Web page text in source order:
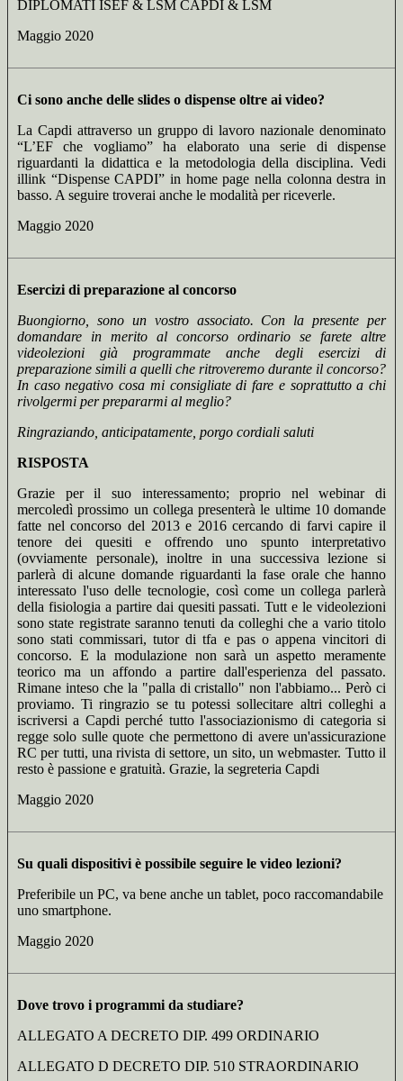
DIPLOMATI ISEF & LSM CAPDI & LSM
Maggio 2020
Ci sono anche delle slides o dispense oltre ai video?
La Capdi attraverso un gruppo di lavoro nazionale denominato
“L’EF che vogliamo” ha elaborato una serie di dispense
riguardanti la didattica e la metodologia della disciplina. Vedi
illink “Dispense CAPDI” in home page nella colonna destra in
basso. A seguire troverai anche le modalità per riceverle.
Maggio 2020
Esercizi di preparazione al concorso
Buongiorno, sono un vostro associato. Con la presente per
domandare in merito al concorso ordinario se farete altre
videolezioni già programmate anche degli esercizi di
preparazione simili a quelli che ritroveremo durante il concorso?
In caso negativo cosa mi consigliate di fare e soprattutto a chi
rivolgermi per prepararmi al meglio?
Ringraziando, anticipatamente, porgo cordiali saluti
RISPOSTA
Grazie per il suo interessamento; proprio nel webinar di
mercoledì prossimo un collega presenterà le ultime 10 domande
fatte nel concorso del 2013 e 2016 cercando di farvi capire il
tenore dei quesiti e offrendo uno spunto interpretativo
(ovviamente personale), inoltre in una successiva lezione si
parlerà di alcune domande riguardanti la fase orale che hanno
interessato l'uso delle tecnologie, così come un collega parlerà
della fisiologia a partire dai quesiti passati. Tutt e le videolezioni
sono state registrate saranno tenuti da colleghi che a vario titolo
sono stati commissari, tutor di tfa e pas o appena vincitori di
concorso. E la modulazione non sarà un aspetto meramente
teorico ma un affondo a partire dall'esperienza del passato.
Rimane inteso che la "palla di cristallo" non l'abbiamo... Però ci
proviamo. Ti ringrazio se tu potessi sollecitare altri colleghi a
iscriversi a Capdi perché tutto l'associazionismo di categoria si
regge solo sulle quote che permettono di avere un'assicurazione
RC per tutti, una rivista di settore, un sito, un webmaster. Tutto il
resto è passione e gratuità. Grazie, la segreteria Capdi
Maggio 2020
Su quali dispositivi è possibile seguire le video lezioni?
Preferibile un PC, va bene anche un tablet, poco raccomandabile
uno smartphone.
Maggio 2020
Dove trovo i programmi da studiare?
ALLEGATO A DECRETO DIP. 499 ORDINARIO
ALLEGATO D DECRETO DIP. 510 STRAORDINARIO